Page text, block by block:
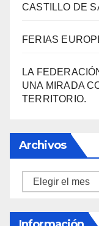
CASTILLO DE
FERIAS
LA
UNA MIRADA
TERRITORIO.
Archivos
Archivos